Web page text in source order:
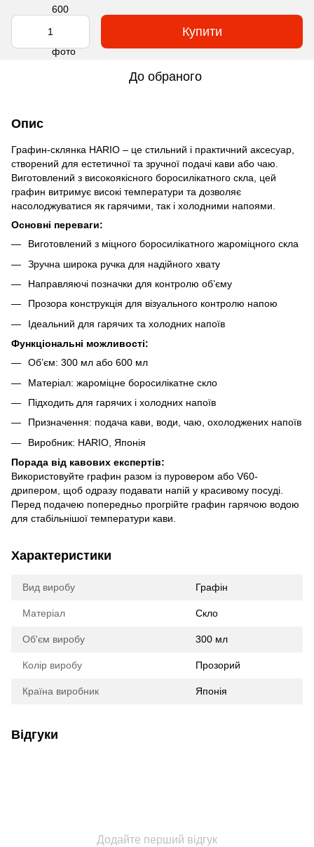
Купити
До обраного
Опис
Графин-склянка HARIO – це стильний і практичний аксесуар,
створений для естетичної та зручної подачі кави або чаю.
Виготовлений з високоякісного боросилікатного скла, цей
графин витримує високі температури та дозволяє
насолоджуватися як гарячими, так і холодними напоями.
Основні переваги:
Виготовлений з міцного боросилікатного жароміцного скла
Зручна широка ручка для надійного хвату
Направляючі позначки для контролю об’єму
Прозора конструкція для візуального контролю напою
Ідеальний для гарячих та холодних напоїв
Функціональні можливості:
Об’єм: 300 мл або 600 мл
Матеріал: жароміцне боросилікатне скло
Підходить для гарячих і холодних напоїв
Призначення: подача кави, води, чаю, охолоджених напоїв
Виробник: HARIO, Японія
Порада від кавових експертів:
Використовуйте графин разом із пуровером або V60-
дрипером, щоб одразу подавати напій у красивому посуді.
Перед подачею попередньо прогрійте графин гарячою водою
для стабільнішої температури кави.
Характеристики
Вид виробу Графін
Матеріал Скло
Об'єм виробу 300 мл
Колір виробу Прозорий
Країна виробник Японія
Відгуки
Додайте перший відгук